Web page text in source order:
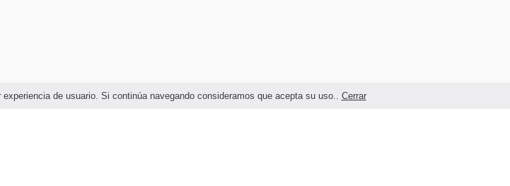
de usuario. Si continúa navegando consideramos que acepta su uso.. Cerrar